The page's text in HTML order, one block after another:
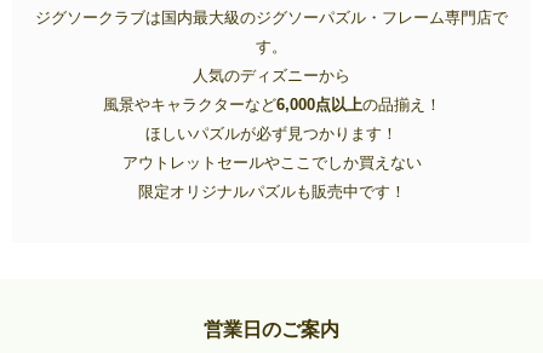
ジグソークラブは国内最大級のジグソーパズル・フレーム専門店で
す。
人気のディズニーから
風景やキャラクターなど6,000点以上の品揃え！
ほしいパズルが必ず見つかります！
アウトレットセールやここでしか買えない
限定オリジナルパズルも販売中です！
営業日のご案内